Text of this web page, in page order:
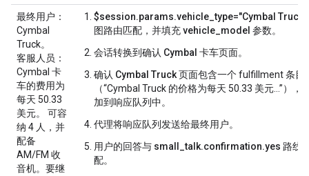
最终用户 ：
Cymbal
Truck。
客服人员 ：
Cymbal 卡
车的费用为
每天 50.33
美元。 可容
纳 4 人，并
配备
AM/FM 收
音机。要继
$session.params.vehicle_type="Cymbal Truck"
图路由匹配，并填充vehicle_model 参数。
会话转换到确认 Cymbal 卡车页面。
确认 Cymbal Truck页面包含一个 fulfillment 条目
（“Cymbal Truck 的价格为每天 50.33 美元…”），
加到响应队列中。
代理将响应队列发送给最终用户。
用户的回答与 small_talk.confirmation.yes 路线
配。